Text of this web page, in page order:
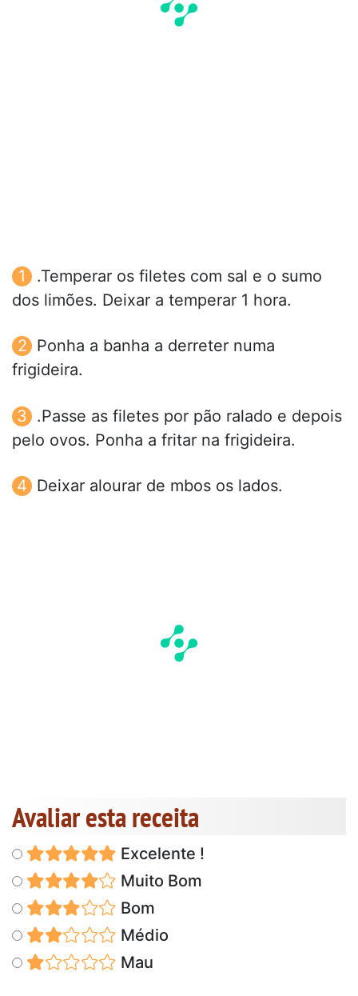
.Temperar os filetes com sal e o sumo
dos limões. Deixar a temperar 1 hora.
Ponha a banha a derreter numa
frigideira.
.Passe as filetes por pão ralado e depois
pelo ovos. Ponha a fritar na frigideira.
Deixar alourar de mbos os lados.
Avaliar esta receita
Excelente !
Muito Bom
Bom
Médio
Mau